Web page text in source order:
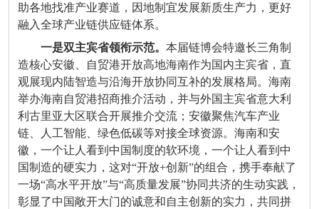
助各地找准产业赛道，因地制宜发展新质生产力，更好
融入全球产业链供应链体系。
一是双主宾省领衔示范。 本届链博会特邀长三角制
造核心安徽、自贸港开放高地海南作为国内主宾省，直
观展现内陆智造与沿海开放协同互补的发展格局。海南
举办海南自贸港招商推介活动，并与外国主宾省意大利
利古里亚大区联合开展推介交流；安徽聚焦汽车产业
链、人工智能、绿色低碳等对接全球资源。海南和安
徽，一个让人看到中国制度的软环境，一个让人看到中
国制造的硬实力，这对“开放+创新”的组合，携手奉献了
一场“高水平开放”与“高质量发展”协同共济的生动实践，
彰显了中国敞开大门的诚意和自主创新的实力，共同拼